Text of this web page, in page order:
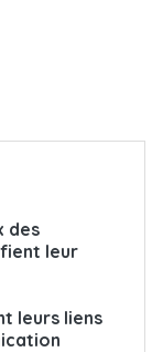
des
leur
leurs liens